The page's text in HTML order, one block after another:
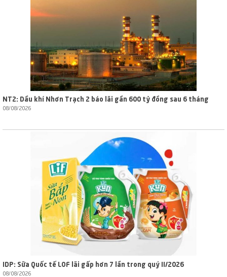
NT2: Dầu khí Nhơn Trạch 2 báo lãi gần 600 tỷ đồng sau 6 tháng
08/08/2026
IDP: Sữa Quốc tế LOF lãi gấp hơn 7 lần trong quý II/2026
08/08/2026